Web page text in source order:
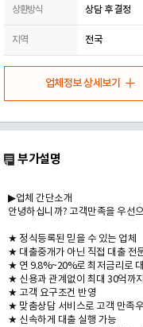
상환방식 상담 후 결정
지역 전국
업체정보 상세보기
부가설명
▶업체 간단소개
안녕하십니까? 고객만족을 우선
★ 정식등록된 믿을 수 있는 업체
★ 대출중개가 아닌 직접 대출 전
★ 연 9.8%~20%로 최저금리로
★ 신용과 관계없이 최대 30억까지
★ 고객 요구조건 반영
★ 맞춤상담 서비스로 고객 만족
★ 신속하게 대출 실행 가능